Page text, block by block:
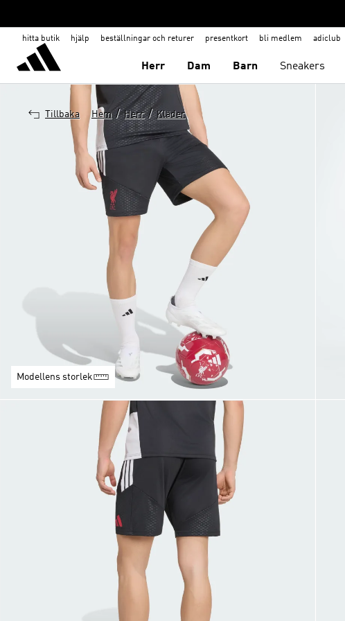
hitta butik hjälp beställningar och returer presentkort bli medlem adiclub
Herr Dam Barn Sneakers
Tillbaka Hem / Herr / Kläder
Modellens storlek